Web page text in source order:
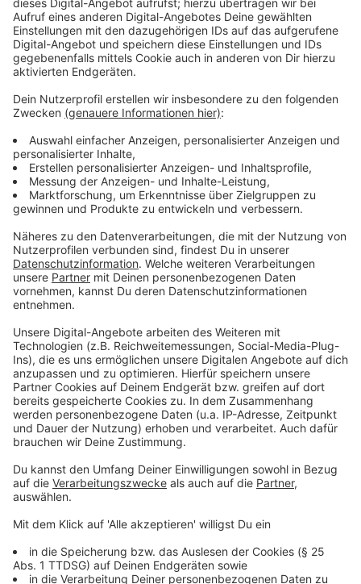
wir es schaffen dadurch mögliche Eskalationen
abzuwenden".
Anzeige
Ein weiterer Nutzen der Bodycams ist ihr Einsatz als
Beweismittel vor Gericht. Hierfür müssen die sonst
nach 2 Wochen automatisch vom zentralen
Polizeiserver gelöschten Videodateien vorgemerkt
("getaggt") und von den zuständigen Behörden
angefragt werden. Zum Weiterleiten der Dateien von
den Kameras auf den Computerserver dient eine
Dockingstation mit der die Kameras gleichzeitig
geladen werden.
Das Projekt zur Einführung der Bodycams in NRW hat 9
Millionen Euro gekostet.
Anzeige
crop_free
crop_free